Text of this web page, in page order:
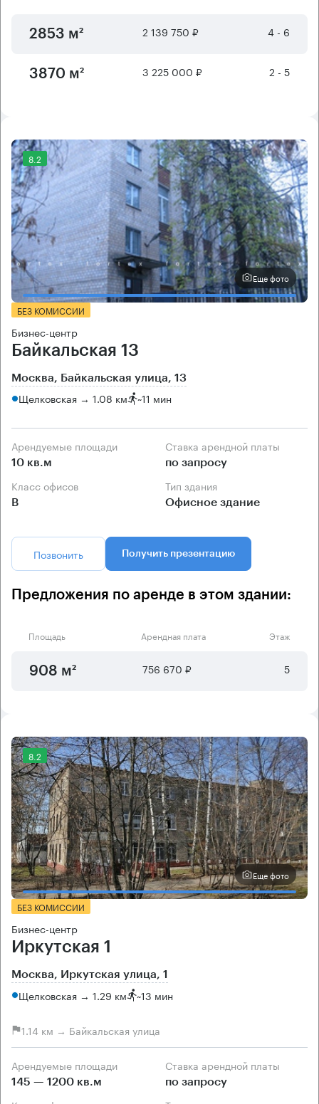
2853 м² 2 139 750 ₽ 4 - 6
3870 м² 3 225 000 ₽ 2 - 5
8.2
Еще фото
БЕЗ КОМИССИИ
Бизнес-центр
Байкальская 13
Москва, Байкальская улица, 13
Щелковская → 1.08 км ~11 мин
Арендуемые площади
10 кв.м
Ставка арендной платы
по запросу
Класс офисов
B
Тип здания
Офисное здание
Позвонить Получить презентацию
Предложения по аренде в этом здании:
Площадь Арендная плата Этаж
908 м² 756 670 ₽ 5
8.2
Еще фото
БЕЗ КОМИССИИ
Бизнес-центр
Иркутская 1
Москва, Иркутская улица, 1
Щелковская → 1.29 км ~13 мин
1.14 км → Байкальская улица
Арендуемые площади
145 — 1200 кв.м
Ставка арендной платы
по запросу